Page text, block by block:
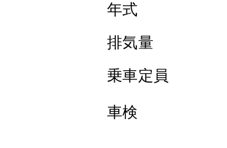
​年式
​排気量
​乗車定員
車検